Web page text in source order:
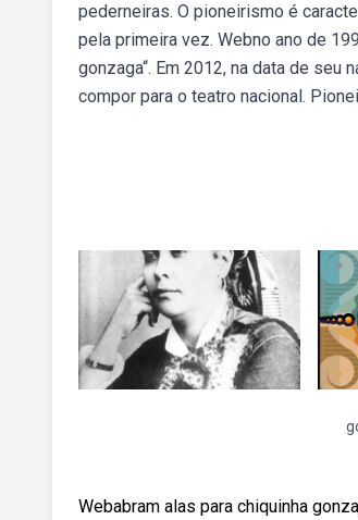
pederneiras. O pioneirismo é
pela primeira vez. Webno ano de
gonzaga“. Em 2012, na data de
compor para o teatro nacional.
Webabram alas para chiquinha